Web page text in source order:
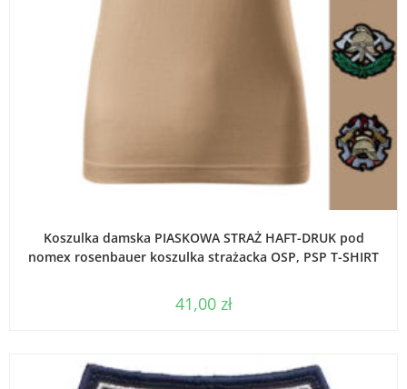
Koszulka damska PIASKOWA STRAŻ HAFT-DRUK pod
nomex rosenbauer koszulka strażacka OSP, PSP T-SHIRT
41,00 zł